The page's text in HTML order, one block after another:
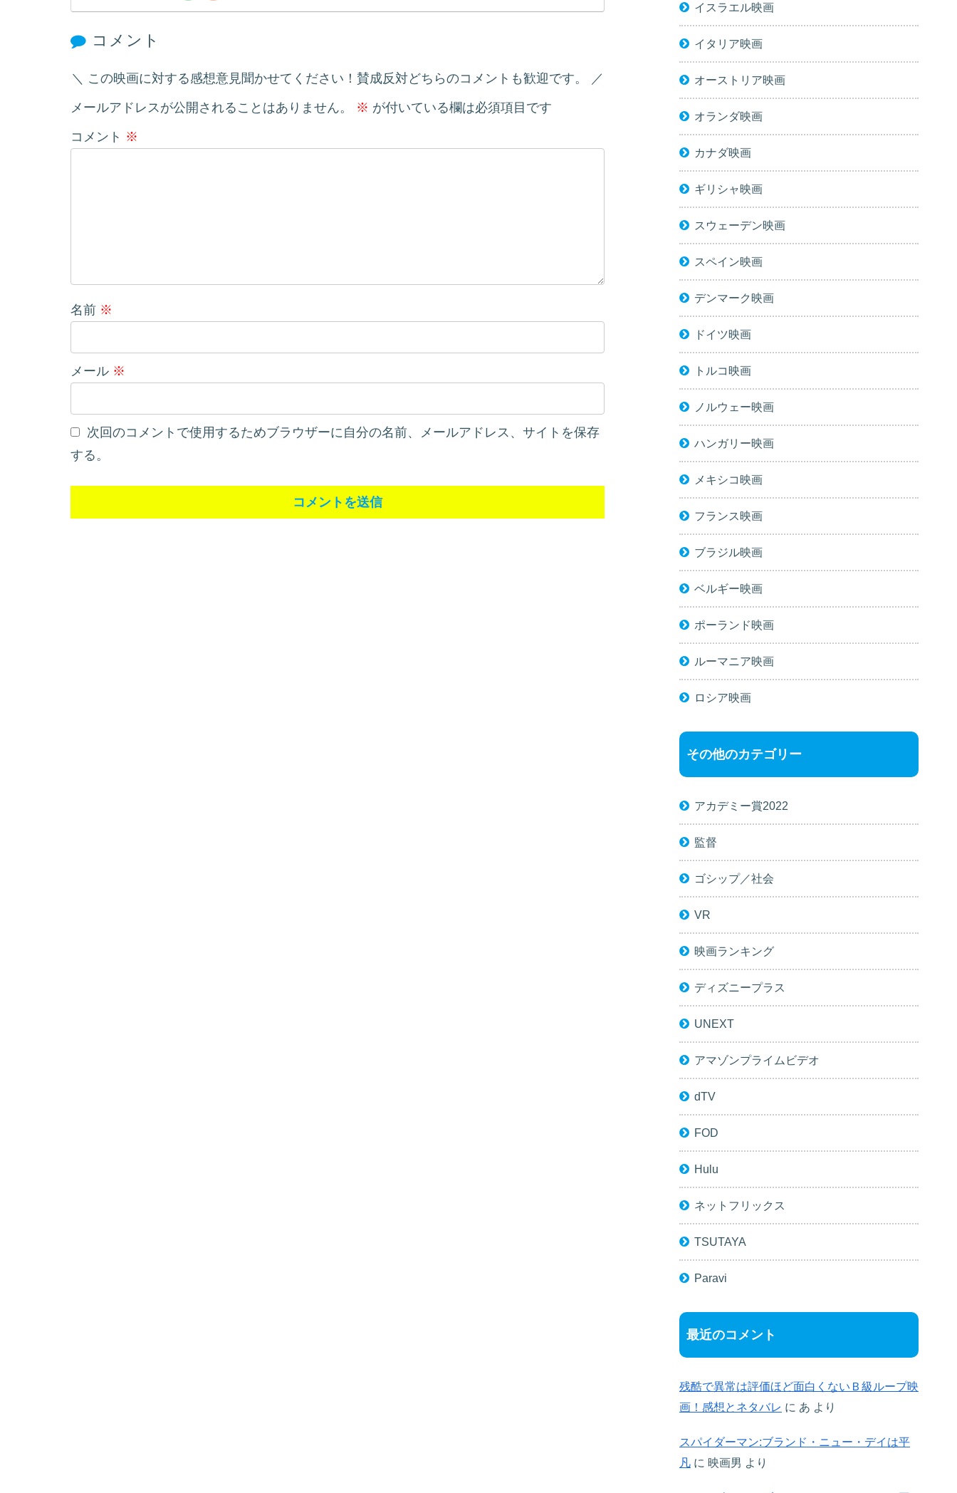
コメント
この映画に対する感想意見聞かせてください！賛成反対どちらのコメントも歓迎です。
メールアドレスが公開されることはありません。 ※ が付いている欄は必須項目です
コメント ※
名前 ※
メール ※
次回のコメントで使用するためブラウザーに自分の名前、メールアドレス、サイトを保存
する。
イスラエル映画
イタリア映画
オーストリア映画
オランダ映画
カナダ映画
ギリシャ映画
スウェーデン映画
スペイン映画
デンマーク映画
ドイツ映画
トルコ映画
ノルウェー映画
ハンガリー映画
メキシコ映画
フランス映画
ブラジル映画
ベルギー映画
ポーランド映画
ルーマニア映画
ロシア映画
その他のカテゴリー
アカデミー賞2022
監督
ゴシップ／社会
VR
映画ランキング
ディズニープラス
UNEXT
アマゾンプライムビデオ
dTV
FOD
Hulu
ネットフリックス
TSUTAYA
Paravi
最近のコメント
残酷で異常は評価ほど面白くないＢ級ループ映
画！感想とネタバレ に あ より
スパイダーマン:ブランド・ニュー・デイは平
凡 に 映画男 より